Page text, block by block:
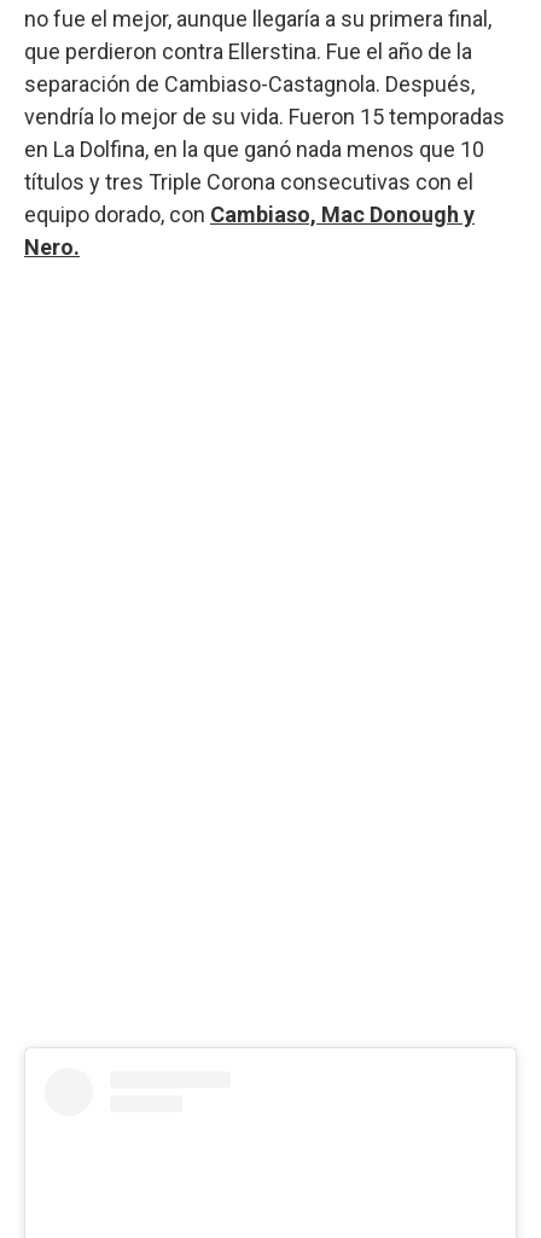
no fue el mejor, aunque llegaría a su primera final,
que perdieron contra Ellerstina. Fue el año de la
separación de Cambiaso-Castagnola. Después,
vendría lo mejor de su vida. Fueron 15 temporadas
en La Dolfina, en la que ganó nada menos que 10
títulos y tres Triple Corona consecutivas con el
equipo dorado, con Cambiaso, Mac Donough y
Nero.